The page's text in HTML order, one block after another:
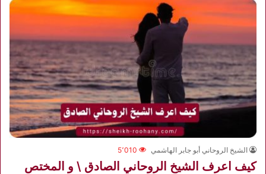
الشيخ الروحاني أبو جابر الهاشمي 5٬010
كيف اعرف الشيخ الروحاني الصادق \ و المختص